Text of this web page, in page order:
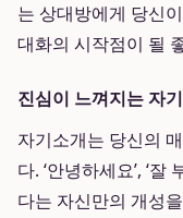
는 상대방에게 당신
대화의 시작점이 될
진심이 느껴지는 자
자기소개는 당신의
다. ‘안녕하세요’, ‘
다는 자신만의 개성